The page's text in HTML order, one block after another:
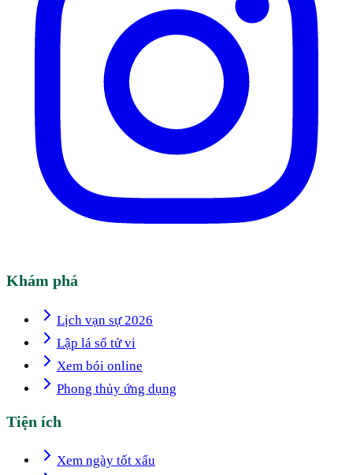
Khám phá
Lịch vạn sự 2026
Lập lá số tử vi
Xem bói online
Phong thủy ứng dụng
Tiện ích
Xem ngày tốt xấu